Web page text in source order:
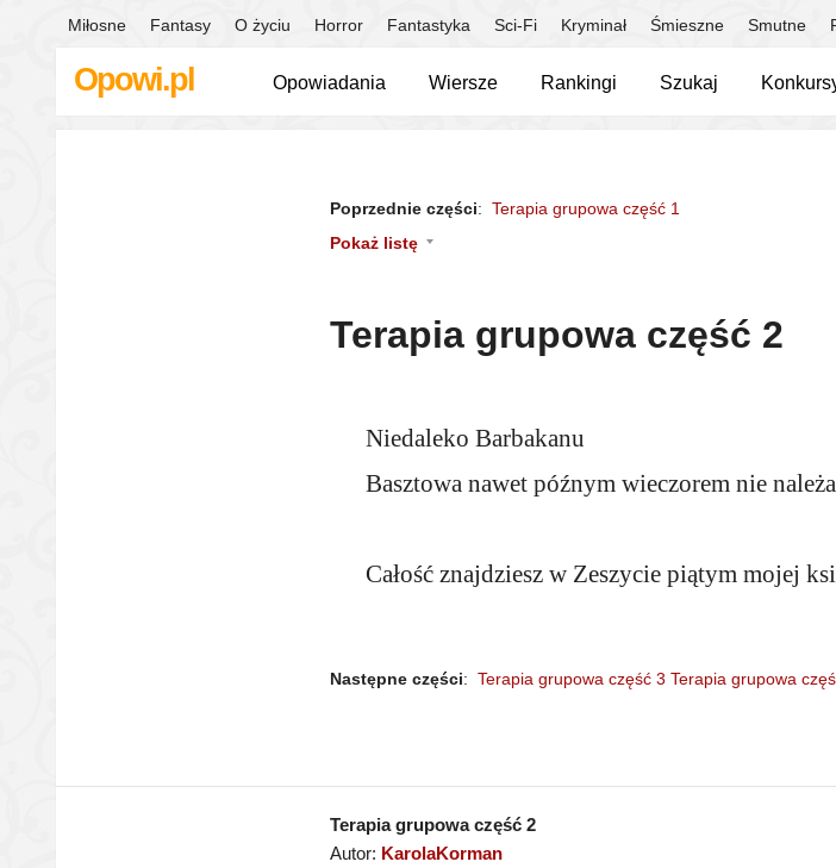
Miłosne Fantasy O życiu Horror Fantastyka Sci-Fi Kryminał Śmieszne Smutne
Opowi.pl Opowiadania Wiersze Rankingi Szukaj
Poprzednie części: Terapia grupowa część 1
Pokaż listę
Terapia grupowa część 2
Niedaleko Barbakanu
Basztowa nawet późnym wieczorem nie
Całość znajdziesz w Zeszycie piątym mojej
Następne części: Terapia grupowa część 3 Terapia grupowa
Terapia grupowa część 2
Autor: KarolaKorman